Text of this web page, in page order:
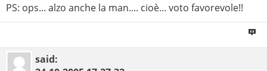
PS: ops... alzo anche la man.... cioè... voto favorevole!!
said: